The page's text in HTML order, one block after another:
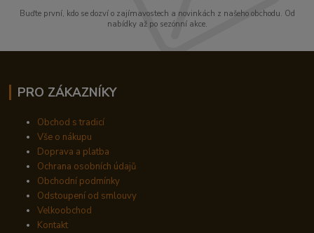
Buďte první, kdo se dozví o zajímavostech a novinkách z našeho obchodu. Od
nabídky až po sezónní akce.
PRO ZÁKAZNÍKY
Obchod s tradicí
Vše o nákupu
Doprava a platba
Ochrana osobních údajů
Obchodní podmínky
Odstoupení od smlouvy
Velkoobchod
Kontakt